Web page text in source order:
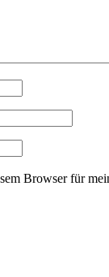
Browser für